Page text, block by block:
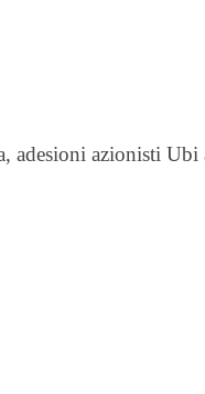
adesioni azionisti